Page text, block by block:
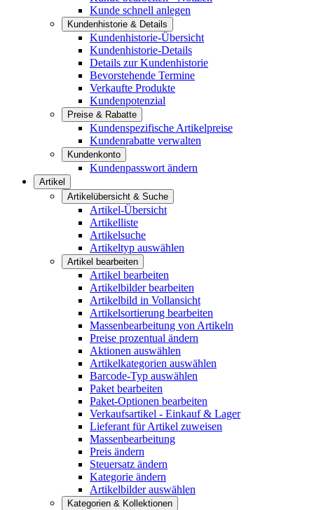
Kunde schnell anlegen
Kundenhistorie & Details
Kundenhistorie-Übersicht
Kundenhistorie-Details
Details zur Kundenhistorie
Bevorstehende Termine
Verkaufte Produkte
Kundenpotenzial
Preise & Rabatte
Kundenspezifische Artikelpreise
Kundenrabatte verwalten
Kundenkonto
Kundenpasswort ändern
Artikel
Artikelübersicht & Suche
Artikel-Übersicht
Artikelliste
Artikelsuche
Artikeltyp auswählen
Artikel bearbeiten
Artikel bearbeiten
Artikelbilder bearbeiten
Artikelbild in Vollansicht
Artikelsortierung bearbeiten
Massenbearbeitung von Artikeln
Preise prozentual ändern
Aktionen auswählen
Artikelkategorien auswählen
Barcode-Typ auswählen
Paket bearbeiten
Paket-Optionen bearbeiten
Verkaufsartikel - Einkauf & Lager
Lieferant für Artikel zuweisen
Massenbearbeitung
Preis ändern
Steuersatz ändern
Kategorie ändern
Artikelbilder auswählen
Kategorien & Kollektionen